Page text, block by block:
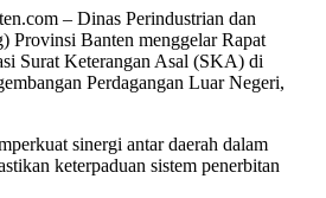
– Dinas Perindustrian dan
Provinsi Banten menggelar Rapat
Surat Keterangan Asal (SKA) di
Perdagangan Luar Negeri,
sinergi antar daerah dalam
keterpaduan sistem penerbitan